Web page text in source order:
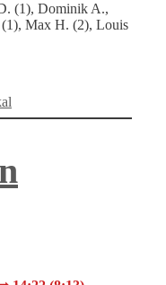
(1), Dominik A.,
(1), Max H. (2), Louis